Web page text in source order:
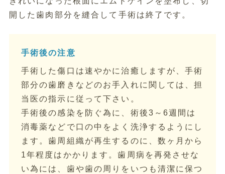
開した歯肉部分を縫合して手術は終了です。
手術後の注意
手術した傷口は速やかに治癒しますが、手術
部分の歯磨きなどのお手入れに関しては、担
当医の指示に従って下さい。
手術後の感染を防ぐ為に、術後3～6週間は
消毒薬などで口の中をよく洗浄するようにし
ます。歯周組織が再生するのに、数ヶ月から
1年程度はかかります。歯周病を再発させな
い為には、歯や歯の周りをいつも清潔に保つ